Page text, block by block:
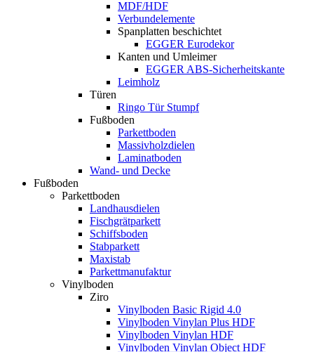
MDF/HDF
Verbundelemente
Spanplatten beschichtet
EGGER Eurodekor
Kanten und Umleimer
EGGER ABS-Sicherheitskante
Leimholz
Türen
Ringo Tür Stumpf
Fußboden
Parkettboden
Massivholzdielen
Laminatboden
Wand- und Decke
Fußboden
Parkettboden
Landhausdielen
Fischgrätparkett
Schiffsboden
Stabparkett
Maxistab
Parkettmanufaktur
Vinylboden
Ziro
Vinylboden Basic Rigid 4.0
Vinylboden Vinylan Plus HDF
Vinylboden Vinylan HDF
Vinylboden Vinylan Object HDF